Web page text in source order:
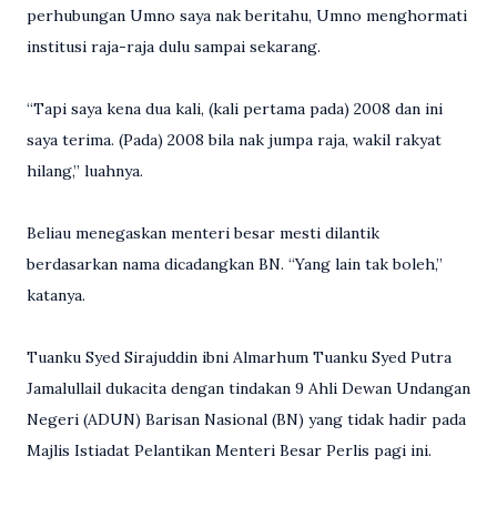
perhubungan Umno saya nak beritahu, Umno menghormati
institusi raja-raja dulu sampai sekarang.
“Tapi saya kena dua kali, (kali pertama pada) 2008 dan ini
saya terima. (Pada) 2008 bila nak jumpa raja, wakil rakyat
hilang,” luahnya.
Beliau menegaskan menteri besar mesti dilantik
berdasarkan nama dicadangkan BN. “Yang lain tak boleh,”
katanya.
Tuanku Syed Sirajuddin ibni Almarhum Tuanku Syed Putra
Jamalullail dukacita dengan tindakan 9 Ahli Dewan Undangan
Negeri (ADUN) Barisan Nasional (BN) yang tidak hadir pada
Majlis Istiadat Pelantikan Menteri Besar Perlis pagi ini.